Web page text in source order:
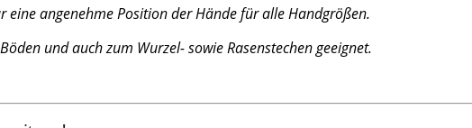
angenehme Position der Hände für alle Handgrößen.
und auch zum Wurzel- sowie Rasenstechen geeignet.